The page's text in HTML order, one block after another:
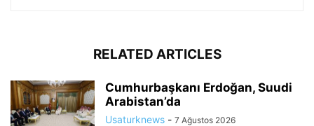
RELATED ARTICLES
Cumhurbaşkanı Erdoğan, Suudi
Arabistan’da
Usaturknews - 7 Ağustos 2026